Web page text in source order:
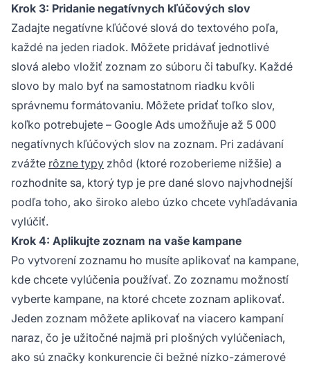
Krok 3: Pridanie negatívnych kľúčových slov
Zadajte negatívne kľúčové slová do textového poľa,
každé na jeden riadok. Môžete pridávať jednotlivé
slová alebo vložiť zoznam zo súboru či tabuľky. Každé
slovo by malo byť na samostatnom riadku kvôli
správnemu formátovaniu. Môžete pridať toľko slov,
koľko potrebujete – Google Ads umožňuje až 5 000
negatívnych kľúčových slov na zoznam. Pri zadávaní
zvážte rôzne typy zhôd (ktoré rozoberieme nižšie) a
rozhodnite sa, ktorý typ je pre dané slovo najvhodnejší
podľa toho, ako široko alebo úzko chcete vyhľadávania
vylúčiť.
Krok 4: Aplikujte zoznam na vaše kampane
Po vytvorení zoznamu ho musíte aplikovať na kampane,
kde chcete vylúčenia používať. Zo zoznamu možností
vyberte kampane, na ktoré chcete zoznam aplikovať.
Jeden zoznam môžete aplikovať na viacero kampaní
naraz, čo je užitočné najmä pri plošných vylúčeniach,
ako sú značky konkurencie či bežné nízko-zámerové